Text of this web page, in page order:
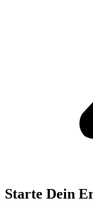
Starte Dein